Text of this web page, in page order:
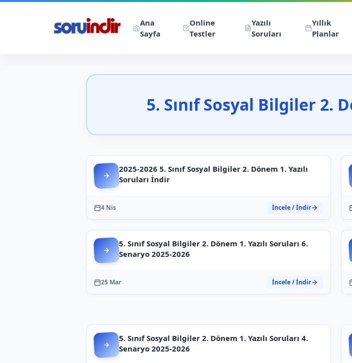
Ana
Sayfa
Online
Testler
Yazılı
Soruları
Yıllık
Planlar
5. Sınıf Sosyal Bilgiler 2.
2025-2026 5. Sınıf Sosyal Bilgiler 2. Dönem 1. Yazılı
Soruları İndir
4 Nis İncele / İndir
5. Sınıf Sosyal Bilgiler 2. Dönem 1. Yazılı Soruları 6.
Senaryo 2025-2026
25 Mar İncele / İndir
5. Sınıf Sosyal Bilgiler 2. Dönem 1. Yazılı Soruları 4.
Senaryo 2025-2026